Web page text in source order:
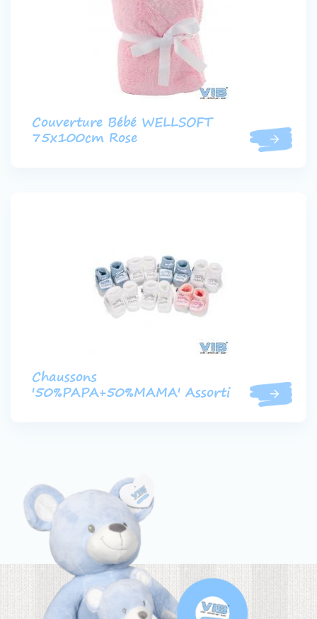
Couverture Bébé WELLSOFT
75x100cm Rose
Chaussons
'50%PAPA+50%MAMA' Assorti